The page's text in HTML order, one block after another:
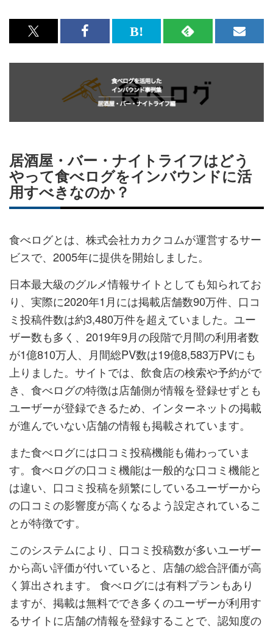
x<br>
シ
ア
す
る
Facebook<br>
記
事
を
シ
ア
す
る
は
な
ブ
ッ
ク
ー
ク
加
RSS
事
を
購
す
る
メ
録
る
居酒屋・バー・ナイトライフはどう
やって食べログをインバウンドに活
用すべきなのか？
食べログとは、株式会社カカクコムが運営するサー
ビスで、2005年に提供を開始しました。
日本最大級のグルメ情報サイトとしても知られてお
り、実際に2020年1月には掲載店舗数90万件、口コ
ミ投稿件数は約3,480万件を超えていました。ユー
ザー数も多く、2019年9月の段階で月間の利用者数
が1億810万人、月間総PV数は19億8,583万PVにも
上りました。サイトでは、飲食店の検索や予約がで
き、食べログの特徴は店舗側が情報を登録せずとも
ユーザーが登録できるため、インターネットの掲載
が進んでいない店舗の情報も掲載されています。
また食べログには口コミ投稿機能も備わっていま
す。食べログの口コミ機能は一般的な口コミ機能と
は違い、口コミ投稿を頻繁にしているユーザーから
の口コミの影響度が高くなるよう設定されているこ
とが特徴です。
このシステムにより、口コミ投稿数が多いユーザー
から高い評価が付いていると、店舗の総合評価が高
く算出されます。 食べログには有料プランもあり
ますが、掲載は無料ででき多くのユーザーが利用す
るサイトに店舗の情報を登録することで、認知度の